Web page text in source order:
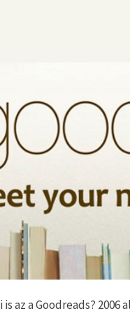
i is az a Goodreads?